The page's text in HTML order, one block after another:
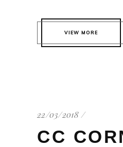
VIEW MORE
22/03/2018
CC